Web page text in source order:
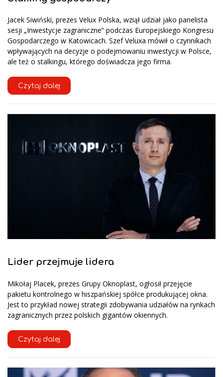
Jacek Siwiński, prezes Velux Polska, wziął udział jako panelista
sesji „Inwestycje zagraniczne” podczas Europejskiego Kongresu
Gospodarczego w Katowicach. Szef Veluxa mówił o czynnikach
wpływających na decyzje o podejmowaniu inwestycji w Polsce,
ale też o stalkingu, którego doświadcza jego firma.
Czytaj dalej
Lider przejmuje lidera
Mikołaj Placek, prezes Grupy Oknoplast, ogłosił przejęcie
pakietu kontrolnego w hiszpańskiej spółce produkującej okna.
Jest to przykład nowej strategii zdobywania udziałów na rynkach
zagranicznych przez polskich gigantów okiennych.
Czytaj dalej